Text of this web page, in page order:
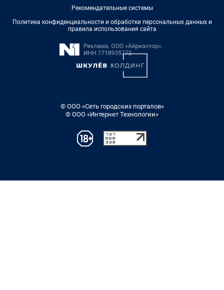
Рекомендательные системы
Политика конфиденциальности и обработки персональных данных и
правила использования сайта
© ООО «Сеть городских порталов»
© ООО «Интернет Технологии»